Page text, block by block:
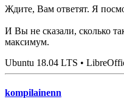
Ждите, Вам ответят. Я
И Вы не сказали, сколько
максимум.
Ubuntu 18.04 LTS •
kompilainenn